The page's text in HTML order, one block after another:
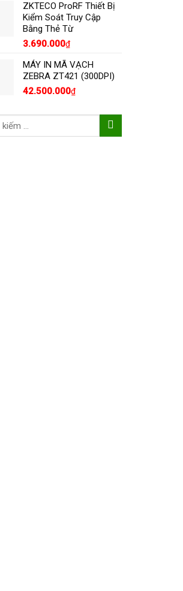
ZKTECO ProRF Thiết Bị
Kiểm Soát Truy Cập
Bằng Thẻ Từ
3.690.000₫
MÁY IN MÃ VẠCH
ZEBRA ZT421 (300DPI)
42.500.000₫